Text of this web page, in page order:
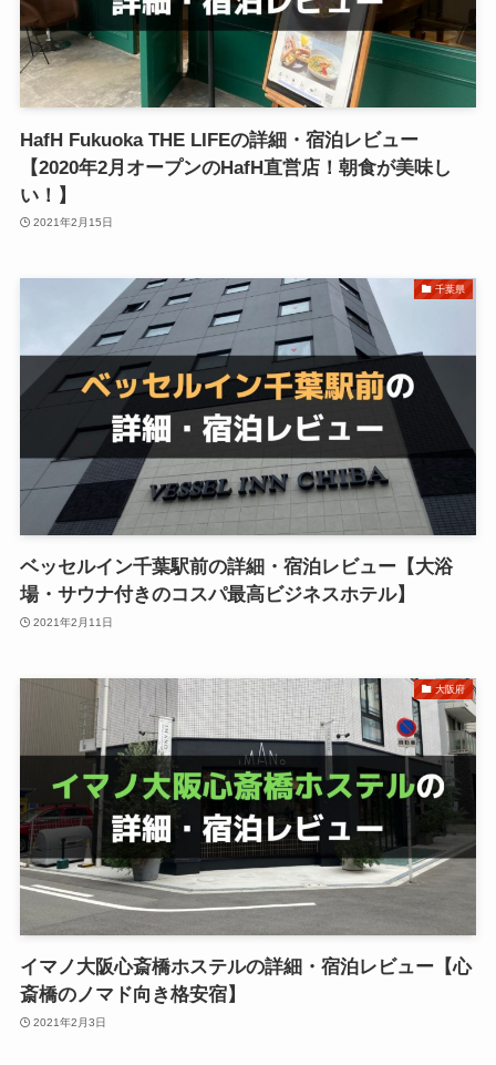
HafH Fukuoka THE LIFEの詳細・宿泊レビュー
【2020年2月オープンのHafH直営店！朝食が美味し
い！】
2021年2月15日
千葉県
ベッセルイン千葉駅前の詳細・宿泊レビュー【大浴
場・サウナ付きのコスパ最高ビジネスホテル】
2021年2月11日
大阪府
イマノ大阪心斎橋ホステルの詳細・宿泊レビュー【心
斎橋のノマド向き格安宿】
2021年2月3日